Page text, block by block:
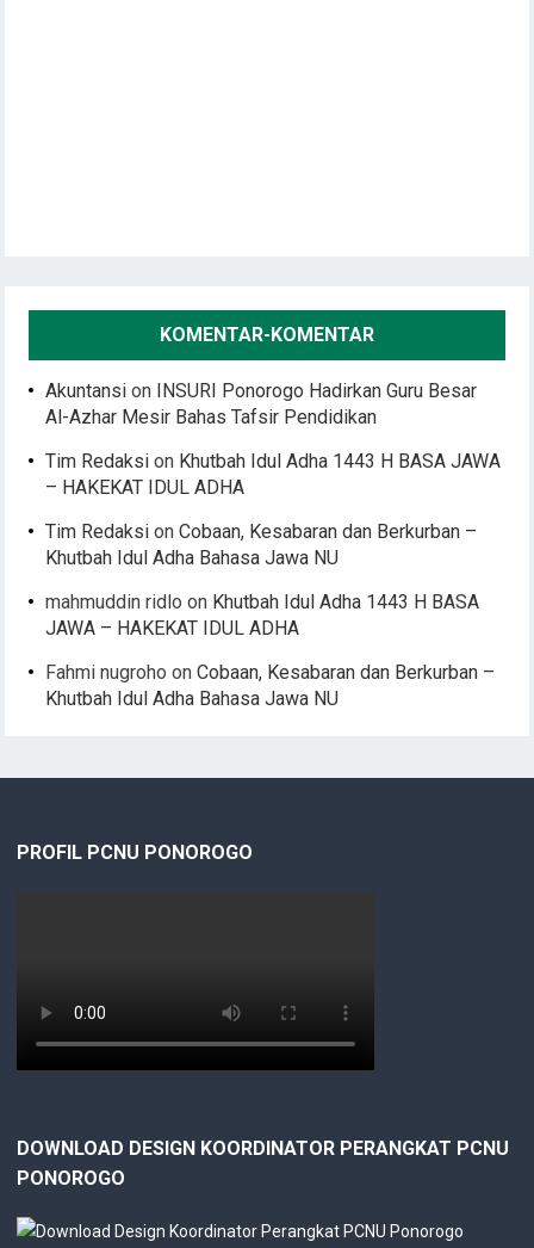
KOMENTAR-KOMENTAR
Akuntansi on
INSURI Ponorogo Hadirkan Guru Besar
Al-Azhar Mesir Bahas Tafsir Pendidikan
Tim Redaksi on Khutbah Idul Adha 1443 H BASA JAWA
– HAKEKAT IDUL ADHA
Tim Redaksi onCobaan, Kesabaran dan Berkurban –
Khutbah Idul Adha Bahasa Jawa NU
mahmuddin ridlo on Khutbah Idul Adha 1443 H BASA
JAWA – HAKEKAT IDUL ADHA
Fahmi nugroho onCobaan, Kesabaran dan Berkurban –
Khutbah Idul Adha Bahasa Jawa NU
PROFIL PCNU PONOROGO
DOWNLOAD DESIGN KOORDINATOR PERANGKAT PCNU
PONOROGO